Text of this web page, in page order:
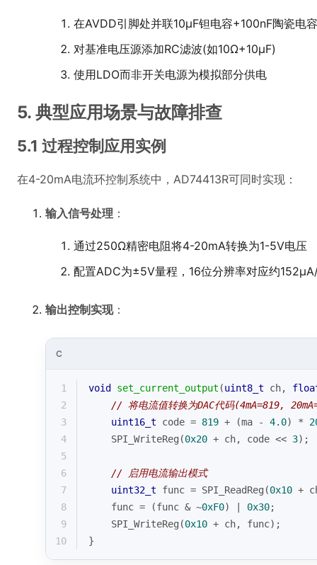
在AVDD引脚处并联10μF钽电容+100nF陶瓷电容
对基准电压源添加RC滤波(如10Ω+10μF)
使用LDO而非开关电源为模拟部分供电
5. 典型应用场景与故障排查
5.1 过程控制应用实例
在4-20mA电流环控制系统中，AD74413R可同时实现：
输入信号处理 ：
通过250Ω精密电阻将4-20mA转换为1-5V电压
配置ADC为±5V量程，16位分辨率对应约
输出控制实现：
C
1 void set_current_output (uint8_t ch,
2
// 将电流值转换为DAC代码(4mA=819,
3
uint16_t code = 819 + (ma - 4.0) *
4
    SPI_WriteReg(
0x20 + ch, code << 3);
5
6
// 启用电流输出模式
7
uint32_t func = SPI_ReadReg(0x10 +
8
    func = (func & ~
0xF0) | 0x30;
9
    SPI_WriteReg(
0x10 + ch, func);
10
}